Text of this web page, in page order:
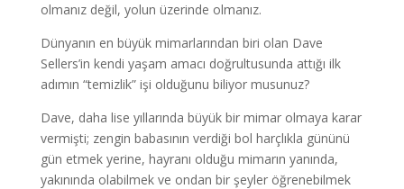
olmanız değil, yolun üzerinde olmanız.
Dünyanın en büyük mimarlarından biri olan Dave
Sellers’in kendi yaşam amacı doğrultusunda attığı ilk
adımın “temizlik” işi olduğunu biliyor musunuz?
Dave, daha lise yıllarında büyük bir mimar olmaya karar
vermişti; zengin babasının verdiği bol harçlıkla gününü
gün etmek yerine, hayranı olduğu mimarın yanında,
yakınında olabilmek ve ondan bir şeyler öğrenebilmek